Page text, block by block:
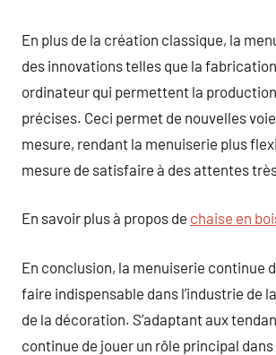
En plus de la création classique, la
des innovations telles que la
ordinateur qui permettent la
précises. Ceci permet de nouvelles
mesure, rendant la menuiserie plus
mesure de satisfaire à des attentes
En savoir plus à propos de chaise en
En conclusion, la menuiserie continue
faire indispensable dans l’industrie de
de la décoration. S’adaptant aux
continue de jouer un rôle principal